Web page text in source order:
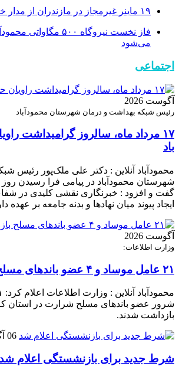
۱۹ ماینر غیرمجاز در مازندران از مدار خارج شد
فاز نخست نیروگاه ۵۰۰
می‌شود
اجتماعی
آگوست 2026
رئیس شبکه بهداشت و درمان شهرستان محمودآباد
۱۷ مرداد ماه، سالروز گرامیداشت
باد
محمودآباد آنلاین : دکتر علی ملک‌پور رئیس
شهرستان محمودآباد در پیامی فرا رسیدن روز
گفت و افزود : خبرنگاری نقشی کلیدی در
ایجاد پیوند میان نهادها و بدنه جامعه بر عهده
آگوست 2026
وزارت اطلاعات:
۲۱ عامل موساد و ۴ عضو باند‌های مسلح بازداشت شدند
شرور عضو باند‌های مسلح شرارت در استان
بازداشت شدند.
06 آگوست 2026
شرط جدید برای بازنشستگی اعلام شد